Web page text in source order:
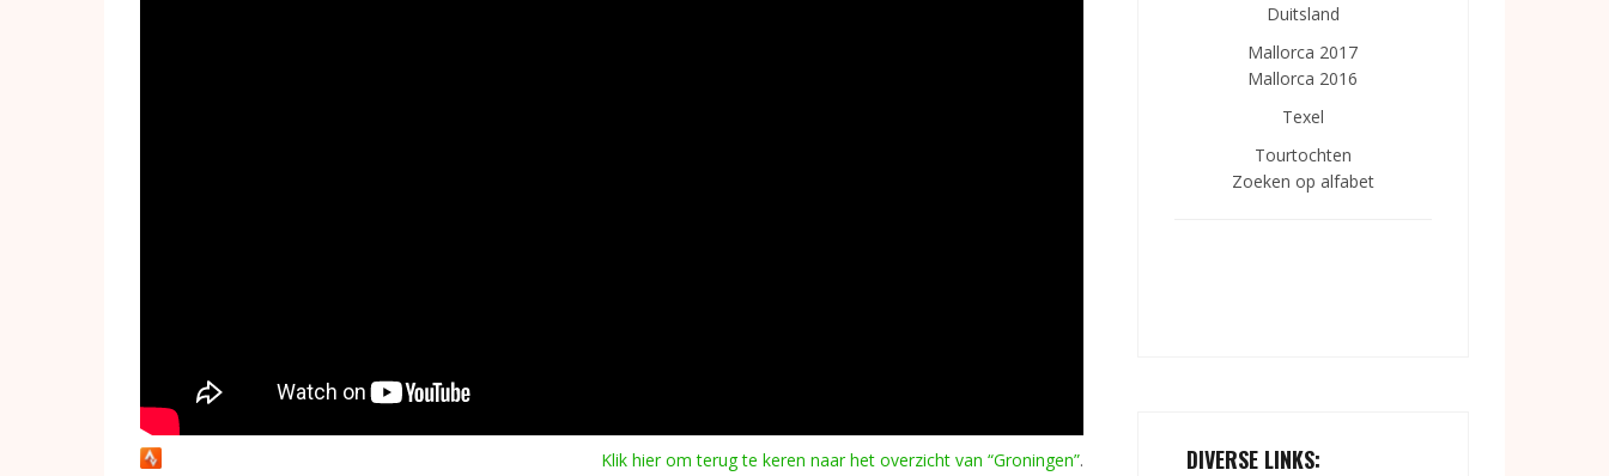
Klik hier om terug te keren naar het overzicht van “Groningen”.
Duitsland
Mallorca 2017
Mallorca 2016
Texel
Tourtochten
Zoeken op alfabet
DIVERSE LINKS: